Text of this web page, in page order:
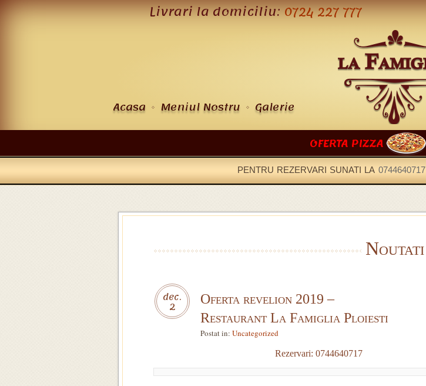
Livrari la domiciliu:0724 227 777
Acasa Meniul Nostru Galerie
OFERTA PIZZA
PENTRU REZERVARI SUNATI LA 0744640717
Noutati
dec.
2
Oferta revelion 2019 –
Restaurant La Famiglia Ploiesti
Postat in: Uncategorized
Rezervari: 0744640717